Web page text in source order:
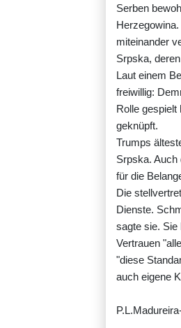
Serben
miteinander
Srpska,
Laut einem
freiwillig:
Rolle
geknüpft.
Trumps
Srpska. Auch
für die
Die
Dienste.
sagte sie. Sie
Vertrauen
"diese
auch eigene